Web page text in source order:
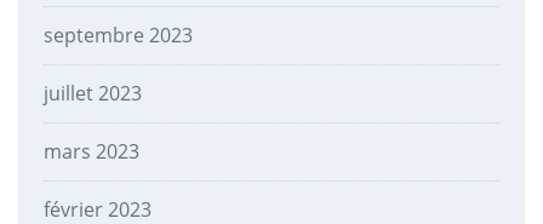
septembre 2023
juillet 2023
mars 2023
février 2023